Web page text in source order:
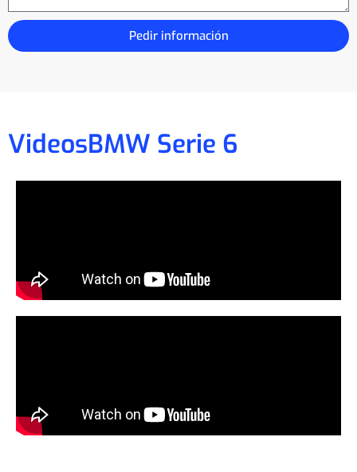
Pedir información
VideosBMW Serie 6